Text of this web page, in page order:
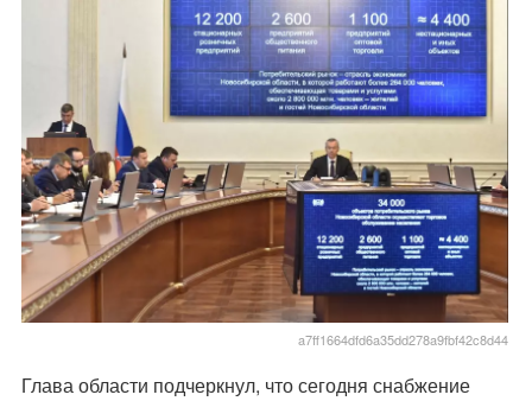
a7ff1664dfd6a35dd278a9fbf42c8d44
Глава области подчеркнул, что сегодня снабжение